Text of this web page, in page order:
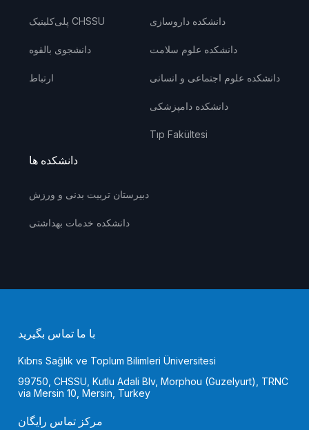
با ما تماس بگیرید
Kıbrıs Sağlık ve Toplum Bilimleri Üniversitesi
99750, CHSSU, Kutlu Adali Blv, Morphou (Guzelyurt), TRNC
via Mersin 10, Mersin, Turkey
مرکز تماس رایگان
پلی‌کلینیک CHSSU
دانشجوی بالقوه
ارتباط
دانشکده داروسازی
دانشکده علوم سلامت
دانشکده علوم اجتماعی و انسانی
دانشکده دامپزشکی
Tıp Fakültesi
دانشکده ها
دبیرستان تربیت بدنی و ورزش
دانشکده خدمات بهداشتی